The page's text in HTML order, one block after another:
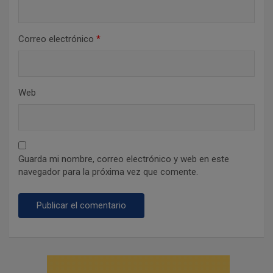
Correo electrónico *
Web
Guarda mi nombre, correo electrónico y web en este
navegador para la próxima vez que comente.